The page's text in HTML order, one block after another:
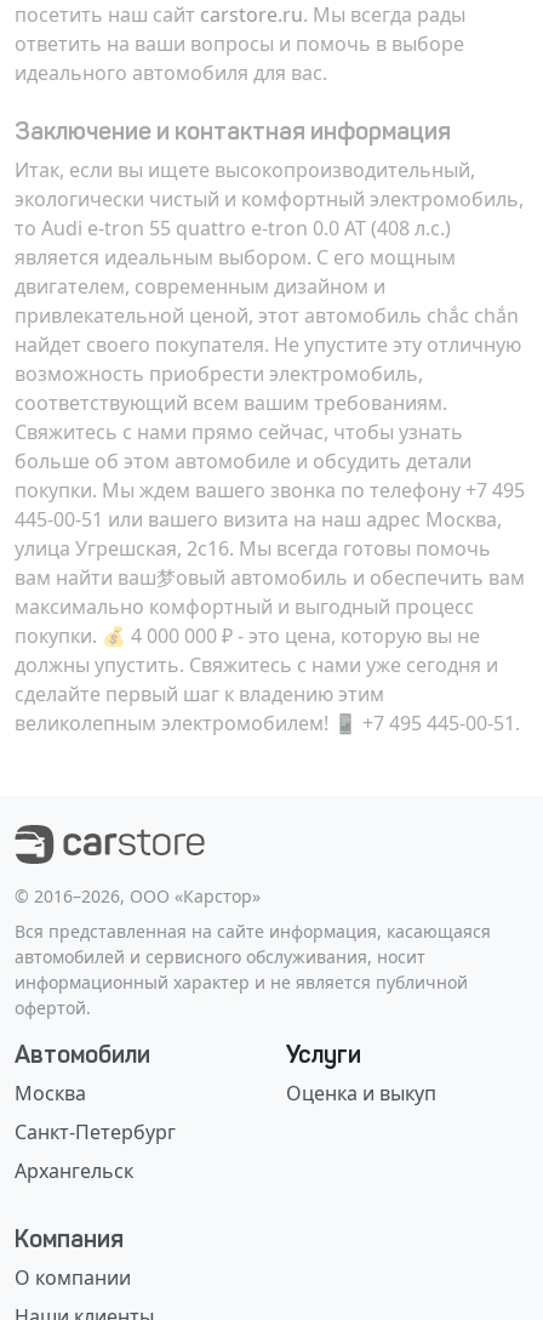
посетить наш сайт carstore.ru. Мы всегда рады
ответить на ваши вопросы и помочь в выборе
идеального автомобиля для вас.
Заключение и контактная информация
Итак, если вы ищете высокопроизводительный,
экологически чистый и комфортный электромобиль,
то Audi e-tron 55 quattro e-tron 0.0 AT (408 л.с.)
является идеальным выбором. С его мощным
двигателем, современным дизайном и
привлекательной ценой, этот автомобиль chắc chắn
найдет своего покупателя. Не упустите эту отличную
возможность приобрести электромобиль,
соответствующий всем вашим требованиям.
Свяжитесь с нами прямо сейчас, чтобы узнать
больше об этом автомобиле и обсудить детали
покупки. Мы ждем вашего звонка по телефону +7 495
445-00-51 или вашего визита на наш адрес Москва,
улица Угрешская, 2с16. Мы всегда готовы помочь
вам найти ваш梦овый автомобиль и обеспечить вам
максимально комфортный и выгодный процесс
покупки. 💰 4 000 000 ₽- это цена, которую вы не
должны упустить. Свяжитесь с нами уже сегодня и
сделайте первый шаг к владению этим
великолепным электромобилем! 📱 +7 495 445-00-51.
©️ 2016–2026, ООО «Карстор»
Вся представленная на сайте информация, касающаяся
автомобилей и сервисного обслуживания, носит
информационный характер и не является публичной
офертой.
Автомобили
Москва
Санкт-Петербург
Архангельск
Услуги
Оценка и выкуп
Компания
О компании